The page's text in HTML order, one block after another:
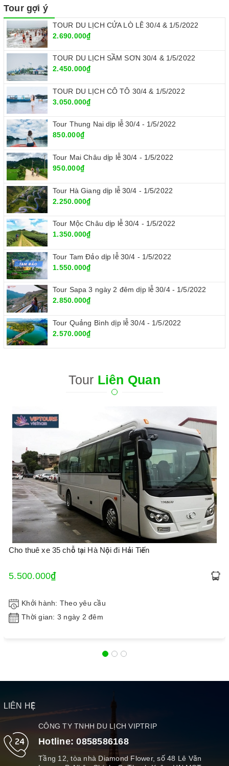
Tour gợi ý
TOUR DU LỊCH CỬA LÒ LỄ 30/4 & 1/5/2022
2.690.000₫
TOUR DU LỊCH SẦM SƠN 30/4 & 1/5/2022
2.450.000₫
TOUR DU LỊCH CÔ TÔ 30/4 & 1/5/2022
3.050.000₫
Tour Thung Nai dịp lễ 30/4 - 1/5/2022
850.000₫
Tour Mai Châu dịp lễ 30/4 - 1/5/2022
950.000₫
Tour Hà Giang dịp lễ 30/4 - 1/5/2022
2.250.000₫
Tour Mộc Châu dịp lễ 30/4 - 1/5/2022
1.350.000₫
Tour Tam Đảo dịp lễ 30/4 - 1/5/2022
1.550.000₫
Tour Sapa 3 ngày 2 đêm dịp lễ 30/4 - 1/5/2022
2.850.000₫
Tour Quảng Bình dịp lễ 30/4 - 1/5/2022
2.570.000₫
Tour Liên Quan
Cho thuê xe 35 chỗ tại Hà Nội đi Hải Tiến
5.500.000₫
Khởi hành: Theo yêu cầu
Thời gian: 3 ngày 2 đêm
LIÊN HỆ
CÔNG TY TNHH DU LỊCH VIPTRIP
Hotline:0858586168
Tầng 12, tòa nhà Diamond Flower, số 48 Lê Văn